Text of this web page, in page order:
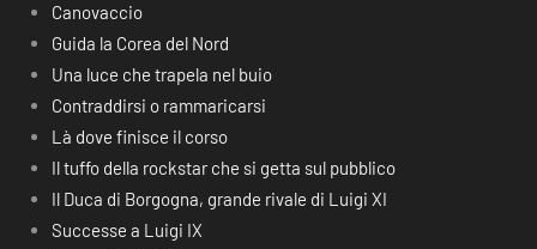
Canovaccio
Guida la Corea del Nord
Una luce che trapela nel buio
Contraddirsi o rammaricarsi
Là dove finisce il corso
Il tuffo della rockstar che si getta sul pubblico
Il Duca di Borgogna, grande rivale di Luigi XI
Successe a Luigi IX